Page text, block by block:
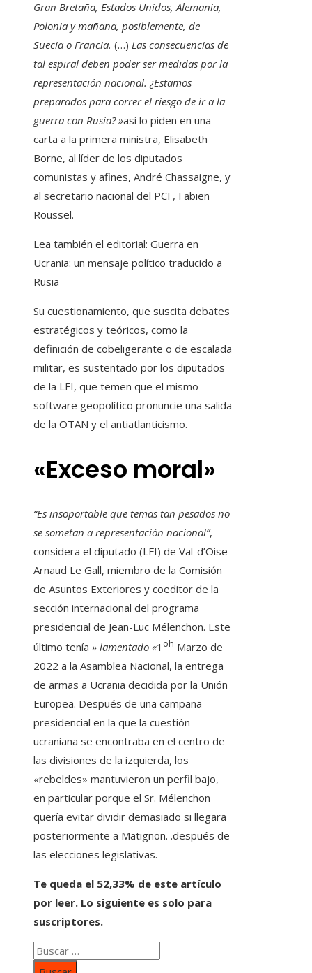
Gran Bretaña, Estados Unidos, Alemania,
Polonia y mañana, posiblemente, de
Suecia o Francia. (…) Las consecuencias de
tal espiral deben poder ser medidas por la
representación nacional. ¿Estamos
preparados para correr el riesgo de ir a la
guerra con Rusia? »así lo piden en una
carta a la primera ministra, Elisabeth
Borne, al líder de los diputados
comunistas y afines, André Chassaigne, y
al secretario nacional del PCF, Fabien
Roussel.
Lea también el editorial: Guerra en
Ucrania: un mensaje político traducido a
Rusia
Su cuestionamiento, que suscita debates
estratégicos y teóricos, como la
definición de cobeligerante o de escalada
militar, es sustentado por los diputados
de la LFI, que temen que el mismo
software geopolítico pronuncie una salida
de la OTAN y el antiatlanticismo.
«Exceso moral»
“Es insoportable que temas tan pesados ​​no
se sometan a representación nacional”,
considera el diputado (LFI) de Val-d’Oise
Arnaud Le Gall, miembro de la Comisión
de Asuntos Exteriores y coeditor de la
sección internacional del programa
presidencial de Jean-Luc Mélenchon. Este
último tenía » lamentado «1 oh Marzo de
2022 a la Asamblea Nacional, la entrega
de armas a Ucrania decidida por la Unión
Europea. Después de una campaña
presidencial en la que la cuestión
ucraniana se encontraba en el centro de
las divisiones de la izquierda, los
«rebeldes» mantuvieron un perfil bajo,
en particular porque el Sr. Mélenchon
quería evitar dividir demasiado si llegara
posteriormente a Matignon. .después de
las elecciones legislativas.
Te queda el 52,33% de este artículo
por leer. Lo siguiente es solo para
suscriptores.
Buscar: